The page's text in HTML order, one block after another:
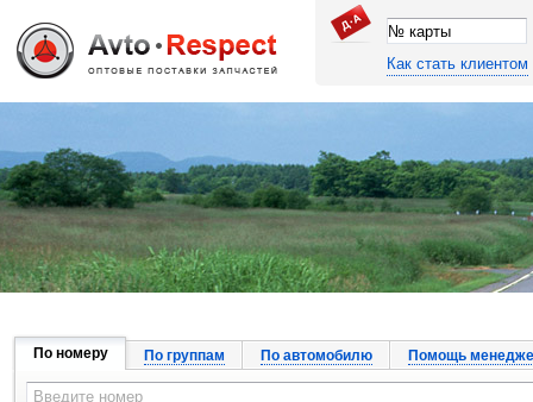
Джапан Авто
Как стать клиентом
По номеру По группам По автомобилю Помощь